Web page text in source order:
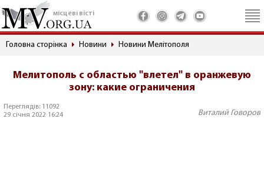
місцеві вісті
Головна сторінка Новини Новини Мелітополя
Мелитополь с областью "влетел" в оранжевую
зону: какие ограничения
Переглядів: 11092
29 січня 2022 16:24
Виталий Говоров